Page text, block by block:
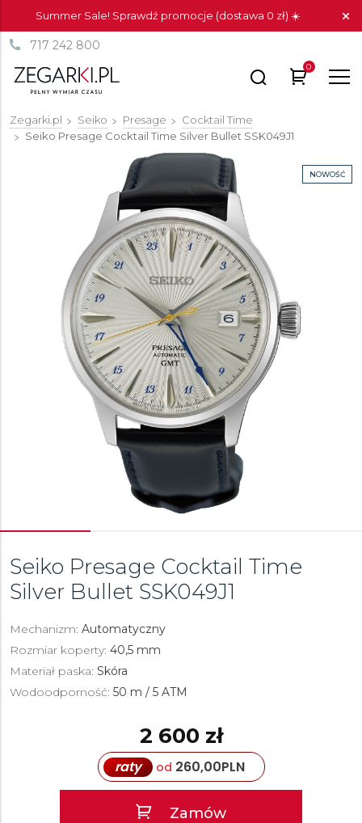
Summer Sale! Sprawdź promocje (dostawa 0 zł) ☀️
717 242 800
0
Zegarki.pl Seiko Presage
Cocktail Time
Seiko Presage Cocktail Time Silver Bullet SSK049J1
NOWOŚĆ
Seiko Presage Cocktail Time
Silver Bullet SSK049J1
Mechanizm: Automatyczny
Rozmiar koperty: 40,5 mm
Materiał paska: Skóra
Wodoodporność: 50 m / 5 ATM
2 600 zł
raty od 260,00PLN
Zamów